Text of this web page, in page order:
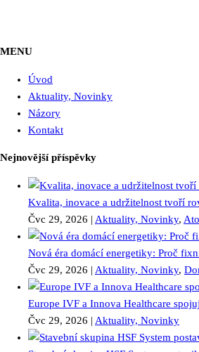
MENU
Úvod
Aktuality, Novinky
Názory
Kontakt
Nejnovější příspěvky
Kvalita, inovace a udržitelnost tvoří
Čvc 29, 2026 | Aktuality, Novinky,
Nová éra domácí energetiky: Proč
Čvc 29, 2026 | Aktuality, Novinky,
Europe IVF a Innova Healthcare
Čvc 29, 2026 | Aktuality, Novinky